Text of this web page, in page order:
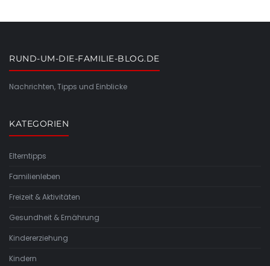
RUND-UM-DIE-FAMILIE-BLOG.DE
Nachrichten, Tipps und Einblicke
KATEGORIEN
Elterntipps
Familienleben
Freizeit & Aktivitäten
Gesundheit & Ernährung
Kindererziehung
Kindern